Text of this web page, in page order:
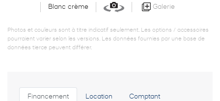
Blanc crème Galerie
Photos et couleurs sont à titre indicatif seulement. Les options / accessoires
pourraient varier selon les versions. Les données fournies par une base de
données tierce peuvent différer.
Financement Location Comptant